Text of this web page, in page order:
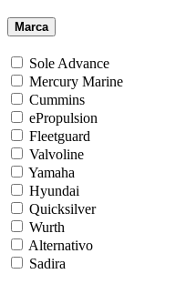
Marca
Sole Advance
Mercury Marine
Cummins
ePropulsion
Fleetguard
Valvoline
Yamaha
Hyundai
Quicksilver
Wurth
Alternativo
Sadira